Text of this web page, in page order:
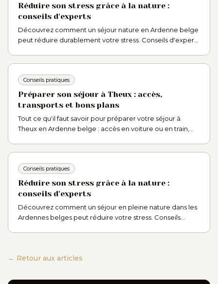
Réduire son stress grâce à la nature :
conseils d'experts
Découvrez comment un séjour nature en Ardenne belge
peut réduire durablement votre stress. Conseils d'experts
Conseils pratiques
Préparer son séjour à Theux : accès,
transports et bons plans
Tout ce qu'il faut savoir pour préparer votre séjour à
Theux en Ardenne belge : accès en voiture ou en train,
Conseils pratiques
Réduire son stress grâce à la nature :
conseils d'experts
Découvrez comment un séjour en pleine nature dans les
Ardennes belges peut réduire votre stress. Conseils
← Retour aux articles